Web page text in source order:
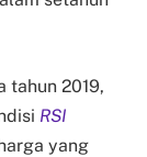
tahun 2019,
RSI
yang